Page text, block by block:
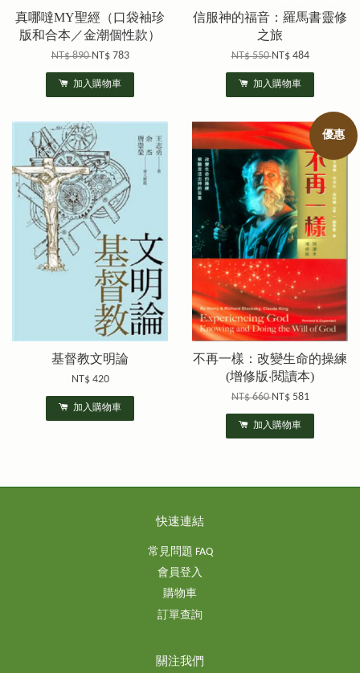
真哪噠MY聖經（口袋袖珍
版和合本／金潮個性款）
NT$ 890NT$ 783
加入購物車
信服神的福音：羅馬書靈修
之旅
NT$ 550NT$ 484
加入購物車
基督教文明論
NT$ 420
加入購物車
優惠
不再一樣：改變生命的操練
(增修版‧閱讀本)
NT$ 660NT$ 581
加入購物車
快速連結
常見問題 FAQ
會員登入
購物車
訂單查詢
關注我們